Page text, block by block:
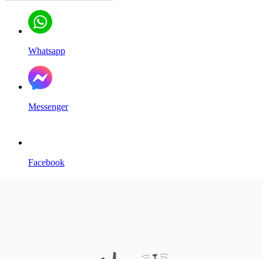
Whatsapp
Messenger
Facebook